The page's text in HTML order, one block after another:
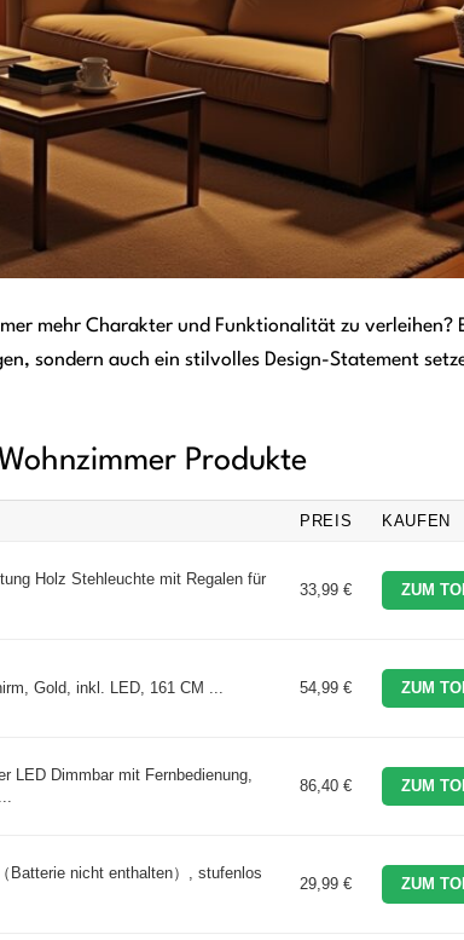
mehr Charakter und Funktionalität zu verleihen?
sondern auch ein stilvolles Design-Statement
Produkte
PREIS KAUFEN
Holz Stehleuchte mit Regalen für
33,99 € ZUM
Gold, inkl. LED, 161 CM ... 54,99 € ZUM
LED Dimmbar mit Fernbedienung,
86,40 € ZUM
Batterie nicht enthalten）, stufenlos
29,99 € ZUM